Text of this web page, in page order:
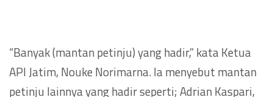
“Banyak (mantan petinju) yang hadir,” kata Ketua
API Jatim, Nouke Norimarna. Ia menyebut mantan
petinju lainnya yang hadir seperti; Adrian Kaspari,